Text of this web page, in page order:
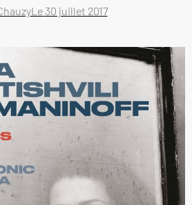
Le 30 juillet 2017